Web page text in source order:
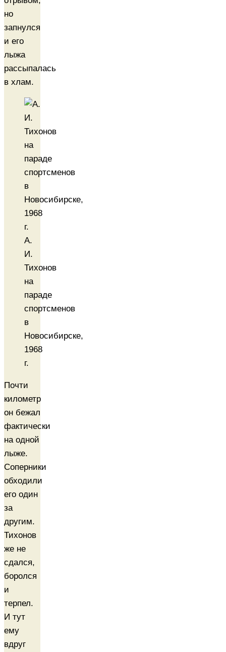
но
запнулся
и его
лыжа
рассыпалась
в хлам.
А.
И.
Тихонов
на
параде
спортсменов
в
Новосибирске,
1968
г.
Почти
километр
он бежал
фактически
на одной
лыже.
Соперники
обходили
его один
за
другим.
Тихонов
же не
сдался,
боролся
и
терпел.
И тут
ему
вдруг